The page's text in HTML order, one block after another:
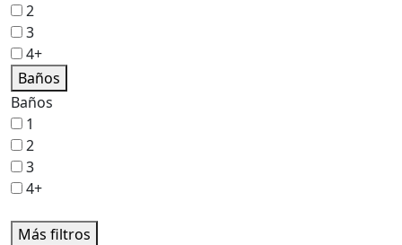
2
3
4+
Baños
Baños
1
2
3
4+
Más filtros